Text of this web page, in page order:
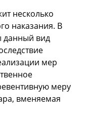
несколько
наказания. В
данный вид
мер
меру
вменяемая